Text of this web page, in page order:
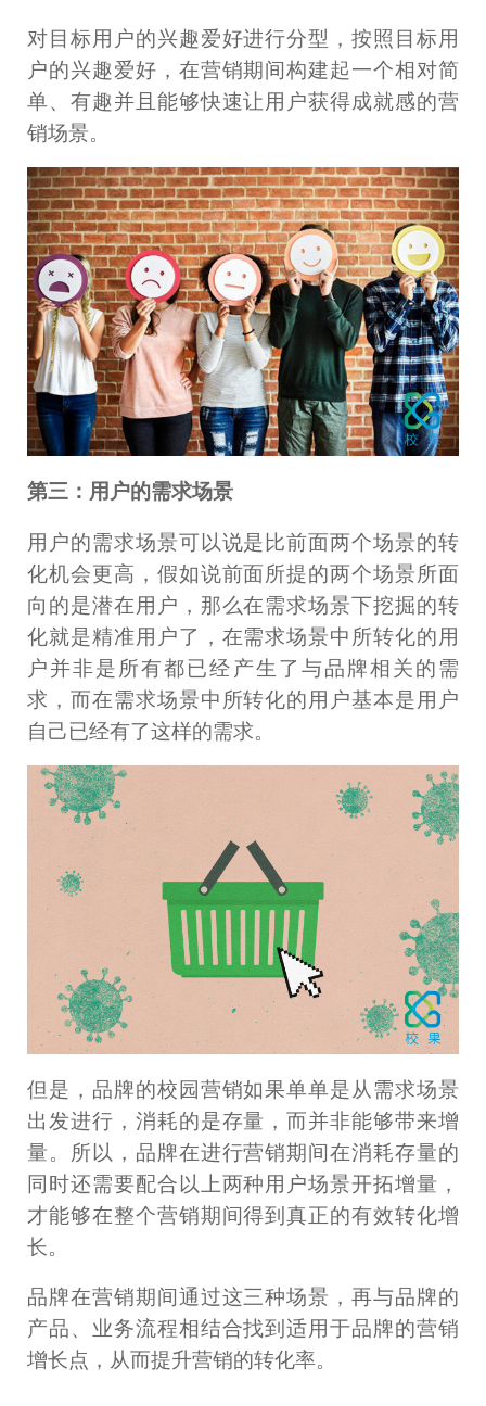
对目标用户的兴趣爱好进行分型，按照目标用
户的兴趣爱好，在营销期间构建起一个相对简
单、有趣并且能够快速让用户获得成就感的营
销场景。
第三：用户的需求场景
用户的需求场景可以说是比前面两个场景的转
化机会更高，假如说前面所提的两个场景所面
向的是潜在用户，那么在需求场景下挖掘的转
化就是精准用户了，在需求场景中所转化的用
户并非是所有都已经产生了与品牌相关的需
求，而在需求场景中所转化的用户基本是用户
自己已经有了这样的需求。
但是，品牌的校园营销如果单单是从需求场景
出发进行，消耗的是存量，而并非能够带来增
量。所以，品牌在进行营销期间在消耗存量的
同时还需要配合以上两种用户场景开拓增量，
才能够在整个营销期间得到真正的有效转化增
长。
品牌在营销期间通过这三种场景，再与品牌的
产品、业务流程相结合找到适用于品牌的营销
增长点，从而提升营销的转化率。